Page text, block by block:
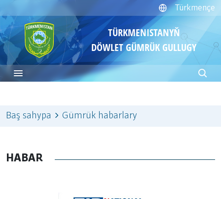
Türkmençe
TÜRKMENISTANYŇ
DÖWLET GÜMRÜK GULLUGY
Baş sahypa Gümrük habarlary
HABAR